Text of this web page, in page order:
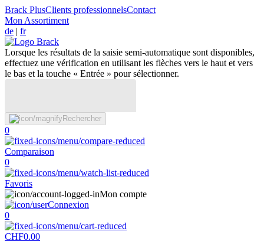
Brack PlusClients professionnelsContact
Mon Assortiment
de | fr
Lorsque les résultats de la saisie semi-automatique sont disponibles,
effectuez une vérification en utilisant les flèches vers le haut et vers
le bas et la touche « Entrée » pour sélectionner.
Rechercher
0
Comparaison
0
Favoris
Mon compte
Connexion
0
CHF0.00